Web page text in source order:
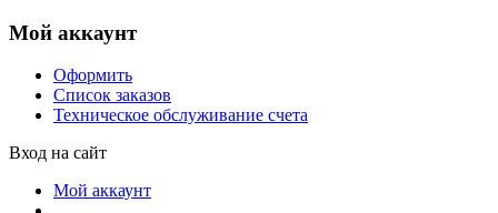
Мой аккаунт
Оформить
Список заказов
Техническое обслуживание счета
Вход на сайт
Мой аккаунт